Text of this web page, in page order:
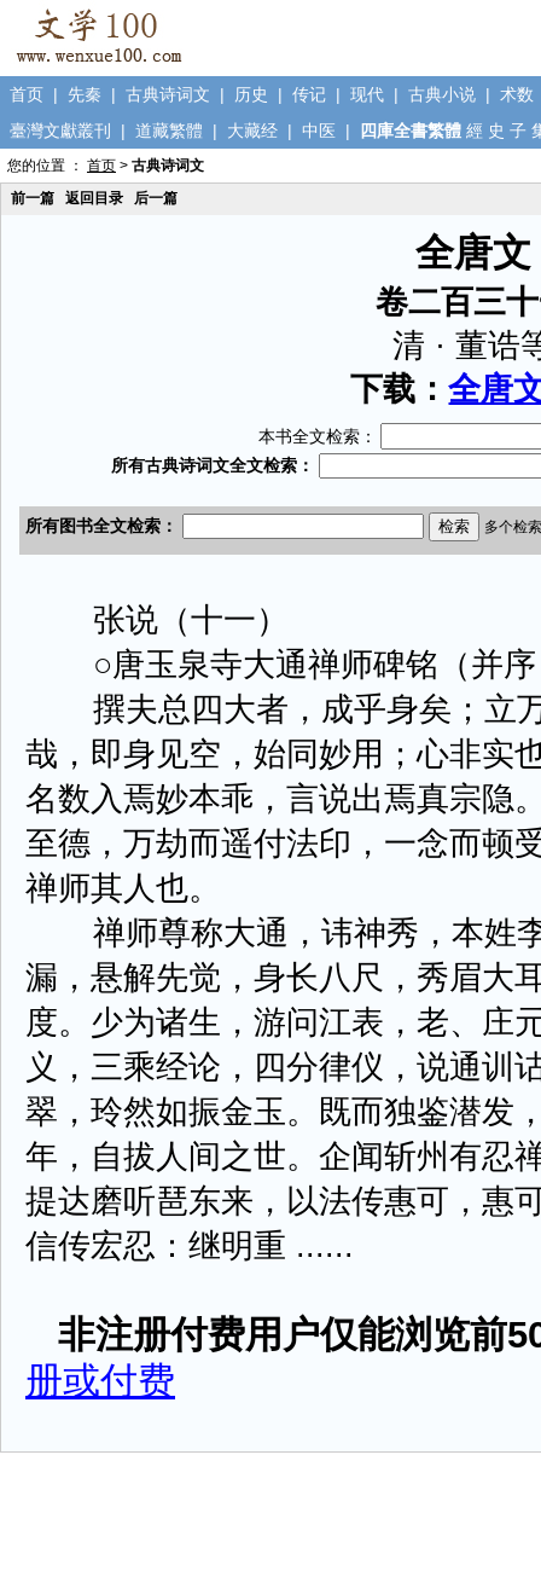
首页 | 先秦 | 古典诗词文 | 历史 | 传记 | 现代 | 古典小说 | 术数
臺灣文獻叢刊
| 道藏繁體 | 大藏经 | 中医 | 四庫全書繁體 經 史 子
您的位置 ： 首页 > 古典诗词文
前一篇
返回目录 后一篇
全唐文
卷二百三
清 · 董诰
下载：全唐
本书全文检索：
张说（十一）
○唐玉泉寺大通禅师碑铭（并序
撰夫总四大者，成乎身矣；立
哉，即身见空，始同妙用；心非实
名数入焉妙本乖，言说出焉真宗隐
至德，万劫而遥付法印，一念而顿
禅师其人也。
禅师尊称大通，讳神秀，本姓
漏，悬解先觉，身长八尺，秀眉大
度。少为诸生，游问江表，老、庄
义，三乘经论，四分律仪，说通训
翠，玲然如振金玉。既而独鉴潜发
年，自拔人间之世。企闻斩州有忍
提达磨听琶东来，以法传惠可，惠
信传宏忍：继明重 ......
非注册付费用户仅能浏览前
册或付费